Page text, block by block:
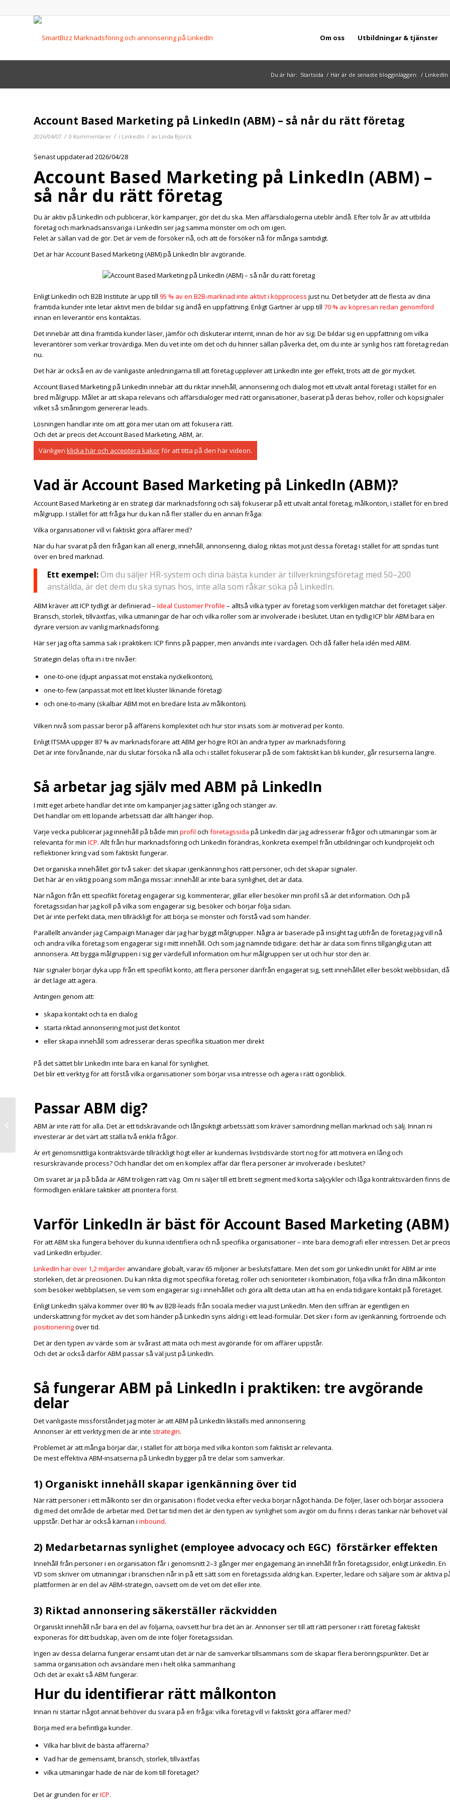
Om oss Utbildningar & tjänster
Du är här: Startsida / Här är de senaste blogginläggen: / LinkedIn
Account Based Marketing på LinkedIn (ABM) – så når du rätt företag
2026/04/07 / 0 Kommentarer / i LinkedIn / av Linda Björck
Senast uppdaterad 2026/04/28
Account Based Marketing på LinkedIn (ABM) –
så når du rätt företag
Du är aktiv på LinkedIn och publicerar, kör kampanjer, gör det du ska. Men affärsdialogerna uteblir ändå. Efter tolv år av att utbilda
företag och marknadsansvariga i LinkedIn ser jag samma mönster om och om igen.
Felet är sällan vad de gör. Det är vem de försöker nå, och att de försöker nå för många samtidigt.
Det är här Account Based Marketing (ABM) på LinkedIn blir avgörande.
Enligt LinkedIn och B2B Institute är upp till 95 % av en B2B-marknad inte aktivt i köpprocess just nu. Det betyder att de flesta av dina
framtida kunder inte letar aktivt men de bildar sig ändå en uppfattning. Enligt Gartner är upp till 70 % av köpresan redan genomförd
innan en leverantör ens kontaktas.
Det innebär att dina framtida kunder läser, jämför och diskuterar internt, innan de hör av sig. De bildar sig en uppfattning om vilka
leverantörer som verkar trovärdiga. Men du vet inte om det och du hinner sällan påverka det, om du inte är synlig hos rätt företag redan
nu.
Det här är också en av de vanligaste anledningarna till att företag upplever att LinkedIn inte ger effekt, trots att de gör mycket.
Account Based Marketing på LinkedIn innebär att du riktar innehåll, annonsering och dialog mot ett utvalt antal företag i stället för en
bred målgrupp. Målet är att skapa relevans och affärsdialoger med rätt organisationer, baserat på deras behov, roller och köpsignaler
vilket så småningom genererar leads.
Lösningen handlar inte om att göra mer utan om att fokusera rätt.
Och det är precis det Account Based Marketing, ABM, är.
Vänligen klicka här och acceptera kakorför att titta på den här videon.
Vad är Account Based Marketing på LinkedIn (ABM)?
Account Based Marketing är en strategi där marknadsföring och sälj fokuserar på ett utvalt antal företag, målkonton, i stället för en bred
målgrupp. I stället för att fråga hur du kan nå fler ställer du en annan fråga:
Vilka organisationer vill vi faktiskt göra affärer med?
När du har svarat på den frågan kan all energi, innehåll, annonsering, dialog, riktas mot just dessa företag i stället för att spridas tunt
över en bred marknad.
Ett exempel:Om du säljer HR-system och dina bästa kunder är tillverkningsföretag med 50–200
anställda, är det dem du ska synas hos, inte alla som råkar söka på LinkedIn.
ABM kräver att ICP tydligt är definierad – Ideal Customer Profile – alltså vilka typer av företag som verkligen matchar det företaget säljer.
Bransch, storlek, tillväxtfas, vilka utmaningar de har och vilka roller som är involverade i beslutet. Utan en tydlig ICP blir ABM bara en
dyrare version av vanlig marknadsföring.
Här ser jag ofta samma sak i praktiken: ICP finns på papper, men används inte i vardagen. Och då faller hela idén med ABM.
Strategin delas ofta in i tre nivåer:
one-to-one (djupt anpassat mot enstaka nyckelkonton),
one-to-few (anpassat mot ett litet kluster liknande företag)
och one-to-many (skalbar ABM mot en bredare lista av målkonton).
Vilken nivå som passar beror på affärens komplexitet och hur stor insats som är motiverad per konto.
Enligt ITSMA uppger 87 % av marknadsförare att ABM ger högre ROI än andra typer av marknadsföring.
Det är inte förvånande, när du slutar försöka nå alla och i stället fokuserar på de som faktiskt kan bli kunder, går resurserna längre.
Så arbetar jag själv med ABM på LinkedIn
I mitt eget arbete handlar det inte om kampanjer jag sätter igång och stänger av.
Det handlar om ett löpande arbetssätt där allt hänger ihop.
Varje vecka publicerar jag innehåll på både min profil och företagssida på LinkedIn där jag adresserar frågor och utmaningar som är
relevanta för min ICP. Allt från hur marknadsföring och LinkedIn förändras, konkreta exempel från utbildningar och kundprojekt och
reflektioner kring vad som faktiskt fungerar.
Det organiska innehållet gör två saker: det skapar igenkänning hos rätt personer, och det skapar signaler.
Det här är en viktig poäng som många missar: innehåll är inte bara synlighet, det är data.
När någon från ett specifikt företag engagerar sig, kommenterar, gillar eller besöker min profil så är det information. Och på
företagssidan har jag koll på vilka som engagerar sig, besöker och börjar följa sidan.
Det är inte perfekt data, men tillräckligt för att börja se mönster och förstå vad som händer.
Parallellt använder jag Campaign Manager där jag har byggt målgrupper. Några är baserade på insight tag utifrån de företag jag vill nå
och andra vilka företag som engagerar sig i mitt innehåll. Och som jag nämnde tidigare: det här är data som finns tillgänglig utan att
annonsera. Att bygga målgruppen i sig ger värdefull information om hur målgruppen ser ut och hur stor den är.
När signaler börjar dyka upp från ett specifikt konto, att flera personer därifrån engagerat sig, sett innehållet eller besökt webbsidan, då
är det läge att agera.
Antingen genom att:
skapa kontakt och ta en dialog
starta riktad annonsering mot just det kontot
eller skapa innehåll som adresserar deras specifika situation mer direkt
På det sättet blir LinkedIn inte bara en kanal för synlighet.
Det blir ett verktyg för att förstå vilka organisationer som börjar visa intresse och agera i rätt ögonblick.
Passar ABM dig?
ABM är inte rätt för alla. Det är ett tidskrävande och långsiktigt arbetssätt som kräver samordning mellan marknad och sälj. Innan ni
investerar är det värt att ställa två enkla frågor.
Är ert genomsnittliga kontraktsvärde tillräckligt högt eller är kundernas livstidsvärde stort nog för att motivera en lång och
resurskrävande process? Och handlar det om en komplex affär där flera personer är involverade i beslutet?
Om svaret är ja på båda är ABM troligen rätt väg. Om ni säljer till ett brett segment med korta säljcykler och låga kontraktsvärden finns
förmodligen enklare taktiker att prioritera först.
Varför LinkedIn är bäst för Account Based Marketing (ABM)
För att ABM ska fungera behöver du kunna identifiera och nå specifika organisationer – inte bara demografi eller intressen. Det är precis
vad LinkedIn erbjuder.
LinkedIn har över 1,2 miljarder användare globalt, varav 65 miljoner är beslutsfattare. Men det som gör LinkedIn unikt för ABM är inte
storleken, det är precisionen. Du kan rikta dig mot specifika företag, roller och senioriteter i kombination, följa vilka från dina målkonton
som besöker webbplatsen, se vem som engagerar sig i innehållet och göra allt detta utan att ha en enda tidigare kontakt på företaget.
Enligt LinkedIn själva kommer över 80 % av B2B-leads från sociala medier via just LinkedIn. Men den siffran är egentligen en
underskattning för mycket av det som händer på LinkedIn syns aldrig i ett lead-formulär. Det sker i form av igenkänning, förtroende och
positioneringöver tid.
Det är den typen av värde som är svårast att mäta och mest avgörande för om affärer uppstår.
Och det är också därför ABM passar så väl just på LinkedIn.
Så fungerar ABM på LinkedIn i praktiken: tre avgörande
delar
Det vanligaste missförståndet jag möter är att ABM på LinkedIn likställs med annonsering.
Annonser är ett verktyg men de är inte strategin.
Problemet är att många börjar där, i stället för att börja med vilka konton som faktiskt är relevanta.
De mest effektiva ABM-insatserna på LinkedIn bygger på tre delar som samverkar.
1) Organiskt innehåll skapar igenkänning över tid
När rätt personer i ett målkonto ser din organisation i flödet vecka efter vecka börjar något hända. De följer, läser och börjar associera
dig med det område de arbetar med. Det tar tid men det är den typen av synlighet som avgör om du finns i deras tankar när behovet väl
uppstår. Det här är också kärnan i inbound.
2) Medarbetarnas synlighet (employee advocacy och EGC) förstärker effekten
Innehåll från personer i en organisation får i genomsnitt 2–3 gånger mer engagemang än innehåll från företagssidor, enligt LinkedIn. En
VD som skriver om utmaningar i branschen når in på ett sätt som en företagssida aldrig kan. Experter, ledare och säljare som är aktiva
plattformen är en del av ABM-strategin, oavsett om de vet om det eller inte.
3) Riktad annonsering säkerställer räckvidden
Organiskt innehåll når bara en del av följarna, oavsett hur bra det än är. Annonser ser till att rätt personer i rätt företag faktiskt
exponeras för ditt budskap, även om de inte följer företagssidan.
Ingen av dessa delarna fungerar ensamt utan det är när de samverkar tillsammans som de skapar flera beröringspunkter. Det är
samma organisation och avsändare men i helt olika sammanhang
Och det är exakt så ABM fungerar.
Hur du identifierar rätt målkonton
Innan ni startar något annat behöver du svara på en fråga: vilka företag vill vi faktiskt göra affärer med?
Börja med era befintliga kunder.
Vilka har blivit de bästa affärerna?
Vad har de gemensamt, bransch, storlek, tillväxtfas
vilka utmaningar hade de när de kom till företaget?
Det är grunden för erICP.
Så får du ditt innehåll
på LinkedIn att synas i
AI-sök